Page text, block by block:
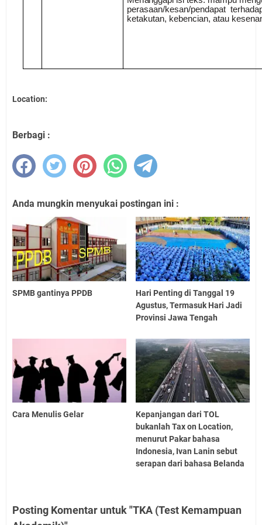
perasaan/kesan/pendapat terhada
ketakutan, kebencian,atau kesena
Location:
Berbagi :
Anda mungkin menyukai postingan ini :
SPMB gantinya PPDB
Hari Penting di Tanggal 19
Agustus, Termasuk Hari Jadi
Provinsi Jawa Tengah
Cara Menulis Gelar
Kepanjangan dari TOL
bukanlah Tax on Location,
menurut Pakar bahasa
Indonesia, Ivan Lanin sebut
serapan dari bahasa Belanda
Posting Komentar untuk "TKA (Test Kemampuan